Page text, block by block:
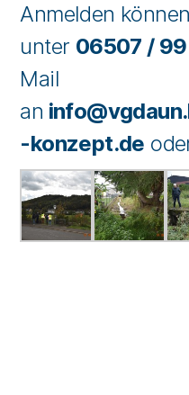
Anmelden
unter 06507 /
Mail
an
-konzept.de